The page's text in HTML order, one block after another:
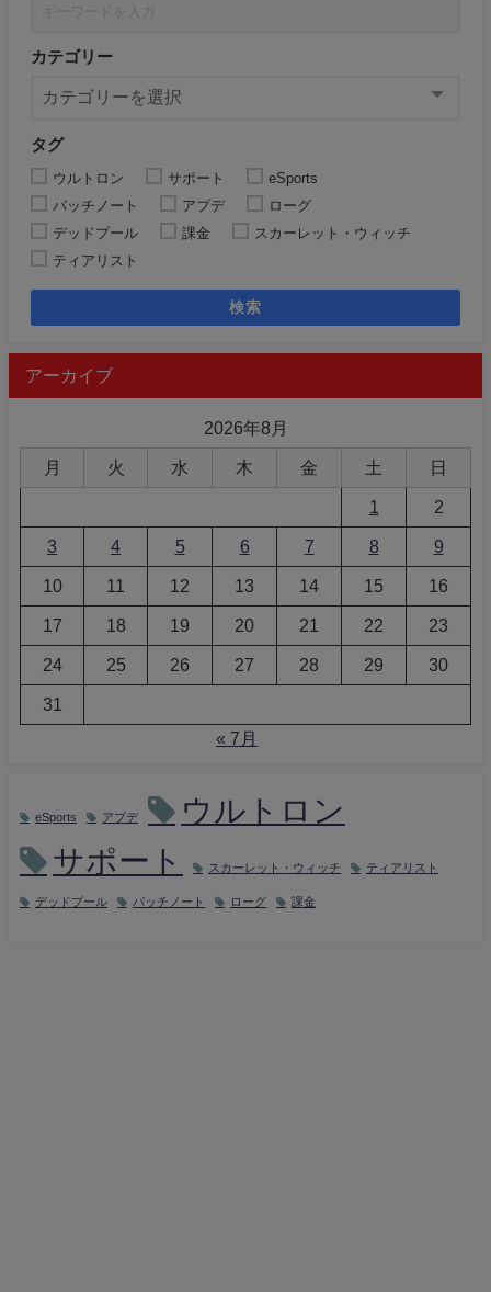
カテゴリー
タグ
ウルトロン サポート
eSports
パッチノート
アプデ
ローグ
デッドプール
課金
スカーレット・ウィッチ
ティアリスト
検索
アーカイブ
2026年8月
月 火 水 木 金 土 日
1 2
3 4 5 6 7 8 9
10 11 12 13 14 15 16
17 18 19 20 21 22 23
24 25 26 27 28 29 30
31
« 7月
eSports アプデ
ウルトロン
サポート
スカーレット・ウィッチ ティアリスト
デッドプール パッチノート ローグ 課金